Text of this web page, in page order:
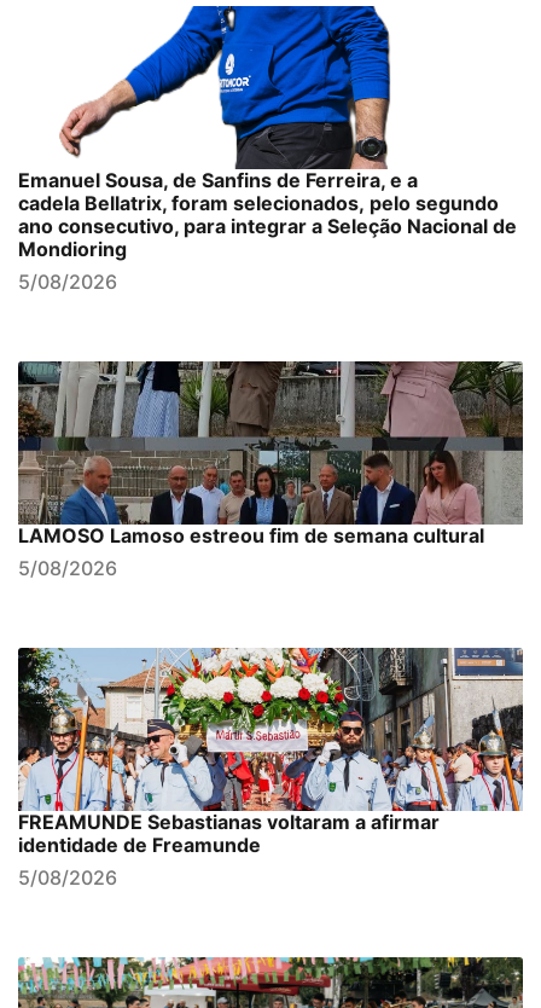
Emanuel Sousa, de Sanfins de Ferreira, e a
cadela Bellatrix, foram selecionados, pelo segundo
ano consecutivo, para integrar a Seleção Nacional de
Mondioring
5/08/2026
LAMOSO Lamoso estreou fim de semana cultural
5/08/2026
FREAMUNDE Sebastianas voltaram a afirmar
identidade de Freamunde
5/08/2026